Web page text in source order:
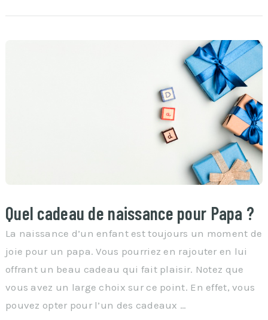
Quel cadeau de naissance pour Papa ?
La naissance d’un enfant est toujours un moment de
joie pour un papa. Vous pourriez en rajouter en lui
offrant un beau cadeau qui fait plaisir. Notez que
vous avez un large choix sur ce point. En effet, vous
pouvez opter pour l’un des cadeaux …